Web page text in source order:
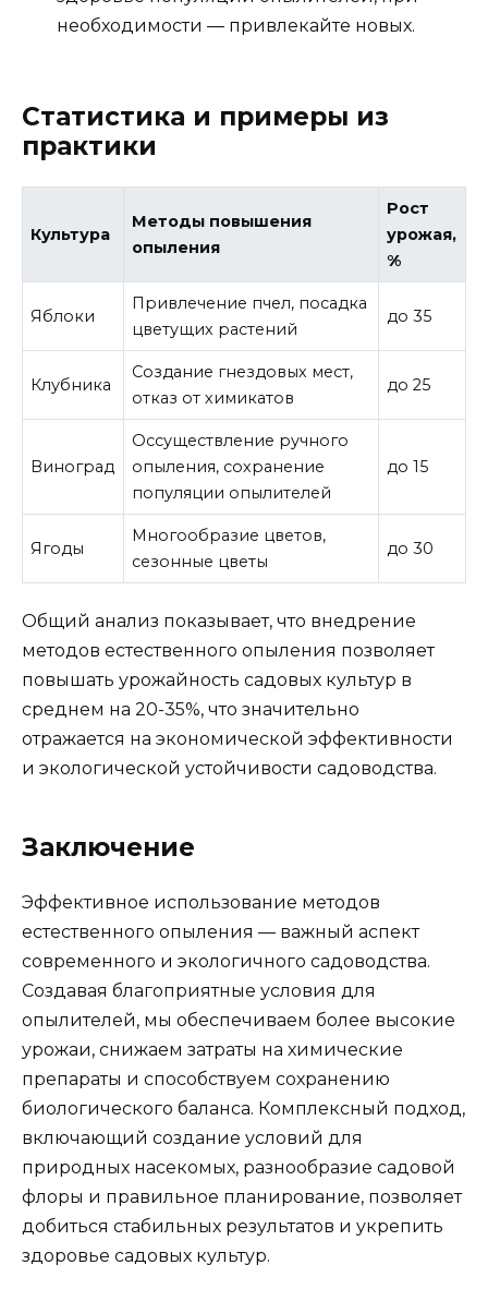
необходимости — привлекайте новых.
Статистика и примеры из
практики
Культура
Методы повышения
опыления
Рост
урожая,
%
Яблоки
Привлечение пчел, посадка
цветущих растений
до 35
Клубника
Создание гнездовых мест,
отказ от химикатов
до 25
Виноград
Оссуществление ручного
опыления, сохранение
популяции опылителей
до 15
Ягоды
Многообразие цветов,
сезонные цветы
до 30
Общий анализ показывает, что внедрение
методов естественного опыления позволяет
повышать урожайность садовых культур в
среднем на 20-35%, что значительно
отражается на экономической эффективности
и экологической устойчивости садоводства.
Заключение
Эффективное использование методов
естественного опыления — важный аспект
современного и экологичного садоводства.
Создавая благоприятные условия для
опылителей, мы обеспечиваем более высокие
урожаи, снижаем затраты на химические
препараты и способствуем сохранению
биологического баланса. Комплексный подход,
включающий создание условий для
природных насекомых, разнообразие садовой
флоры и правильное планирование, позволяет
добиться стабильных результатов и укрепить
здоровье садовых культур.